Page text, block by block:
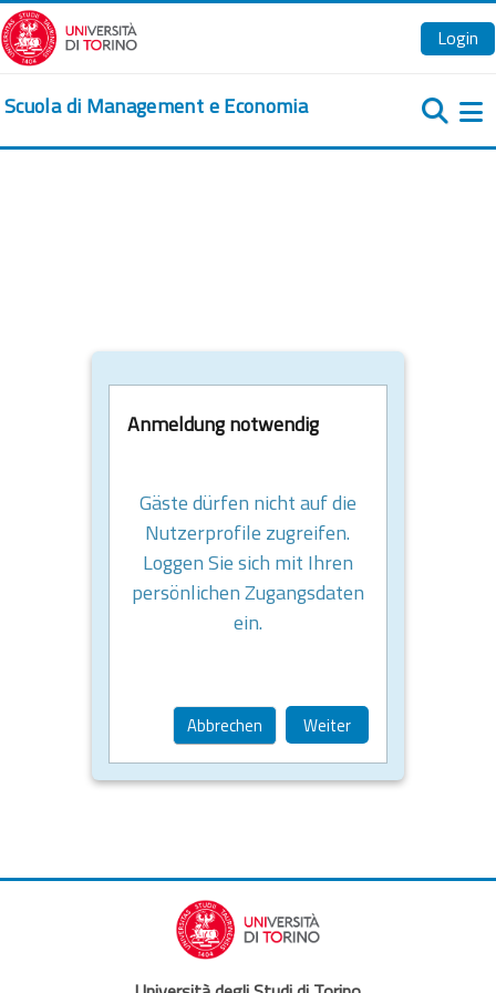
Zum Hauptinhalt
Login
Scuola di Management e Economia
Anmeldung notwendig
Gäste dürfen nicht auf die
Nutzerprofile zugreifen.
Loggen Sie sich mit Ihren
persönlichen Zugangsdaten
ein.
Abbrechen Weiter